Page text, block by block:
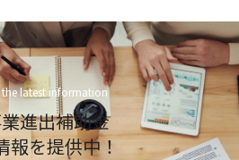
the latest information
進出補助金
報を提供中！